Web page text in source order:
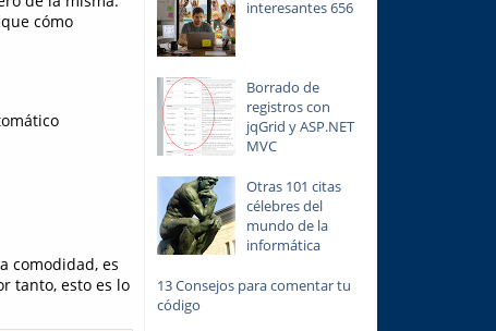
cómo
comodidad, es
tanto, esto es lo
interesantes 656
Borrado de
registros con
jqGrid y ASP.NET
MVC
Otras 101 citas
célebres del
mundo de la
informática
13 Consejos para comentar tu
código